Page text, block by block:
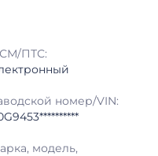
09:12 МСК
13:58 МСК
торги
ПТС:
номер/VIN:
модель,